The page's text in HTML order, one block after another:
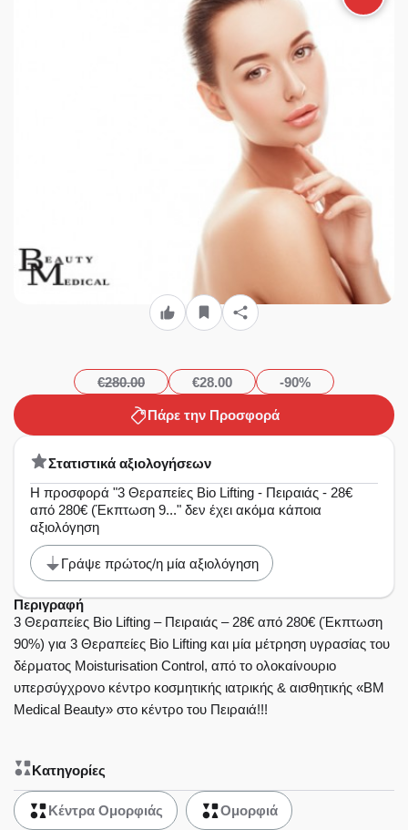
Beauty» στο κέντρο του
Πειραιά!!!
Στατιστικά αξιολογήσεων
Η προσφορά "3 Θεραπείες Bio Lifting - Πειραιάς - 28€
από 280€ (Έκπτωση 9..." δεν έχει ακόμα κάποια
αξιολόγηση
Γράψε πρώτος/η μία αξιολόγηση
Περιγραφή
3 Θεραπείες Bio Lifting – Πειραιάς – 28€ από 280€ (Έκπτωση
90%) για 3 Θεραπείες Bio Lifting και μία μέτρηση υγρασίας του
δέρματος Moisturisation Control, από το ολοκαίνουριο
υπερσύγχρονο κέντρο κοσμητικής ιατρικής & αισθητικής «BM
Medical Beauty» στο κέντρο του Πειραιά!!!
Κατηγορίες
Κέντρα Ομορφιάς Ομορφιά
€280.00 €28.00 -90%
Πάρε την Προσφορά